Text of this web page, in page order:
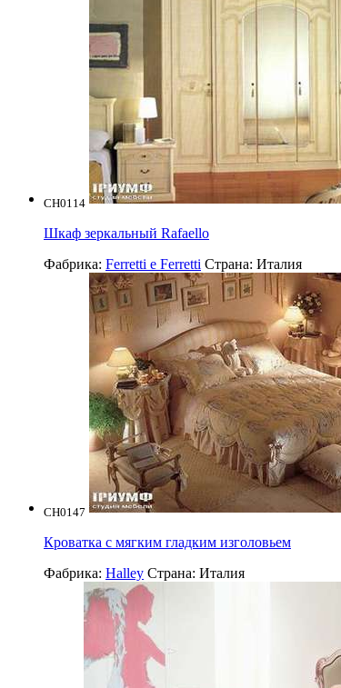
CH0114
Шкаф зеркальный Rafaello
Фабрика: Ferretti e Ferretti Страна: Италия
CH0147
Кроватка с мягким гладким изголовьем
Фабрика: Halley Страна: Италия